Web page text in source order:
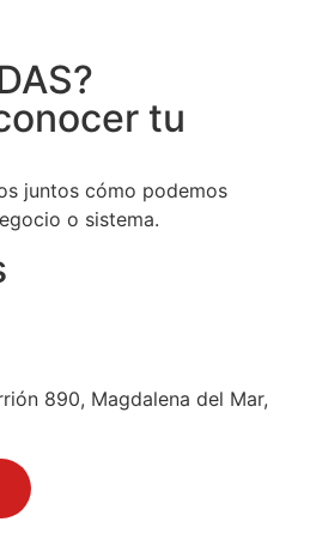
tu
juntos cómo podemos
o sistema.
890, Magdalena del Mar,